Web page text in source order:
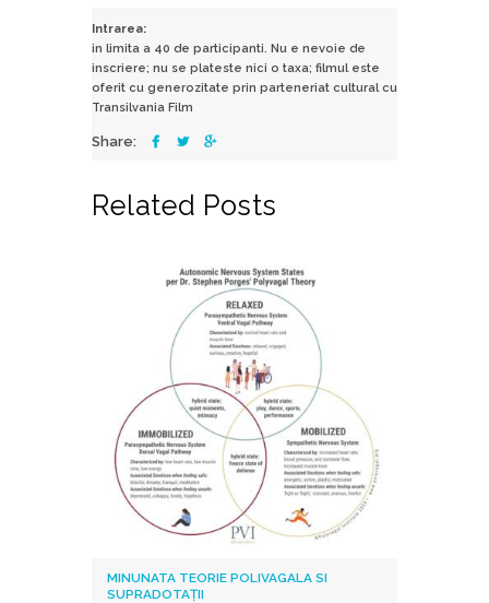
Intrarea:
in limita a 40 de participanti. Nu e nevoie de
inscriere; nu se plateste nici o taxa; filmul este
oferit cu generozitate prin parteneriat cultural cu
Transilvania Film
Share:
Related Posts
MINUNATA TEORIE POLIVAGALA SI
SUPRADOTAȚII